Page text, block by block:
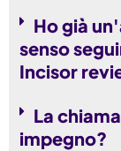
Ho già
senso
Incisor
La
impegno?